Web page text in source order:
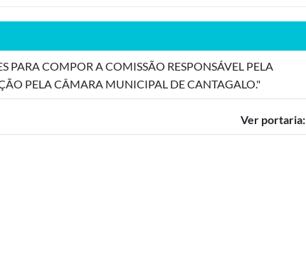
PARA COMPOR A COMISSÃO RESPONSÁVEL PELA
PELA CÂMARA MUNICIPAL DE CANTAGALO."
Ver portaria: